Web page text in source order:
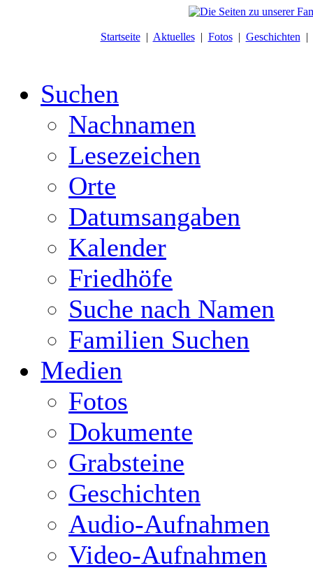
Startseite| Aktuelles| Fotos| Geschichten |
Suchen
Nachnamen
Lesezeichen
Orte
Datumsangaben
Kalender
Friedhöfe
Suche nach Namen
Familien Suchen
Medien
Fotos
Dokumente
Grabsteine
Geschichten
Audio-Aufnahmen
Video-Aufnahmen